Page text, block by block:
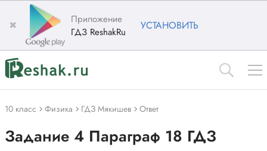
✖
Приложение
ГДЗ ReshakRu
УСТАНОВИТЬ
10 класс Физика ГДЗ Мякишев Ответ
Задание 4 Параграф 18 ГДЗ